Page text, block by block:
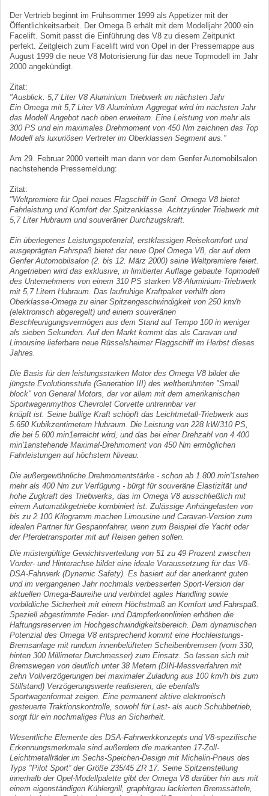
Der Vertrieb beginnt im Frühsommer 1999 als Appetizer mit der
Öffentlichkeitsarbeit. Der Omega B erhält mit dem Modelljahr 2000 ein
Facelift. Somit passt die Einführung des V8 zu diesem Zeitpunkt
perfekt. Zeitgleich zum Facelift wird von Opel in der Pressemappe aus
August 1999 die neue V8 Motorisierung für das neue Topmodell im Jahr
2000 angekündigt.
Zitat:
"Ausblick: 5,7 Liter V8 Aluminium Triebwerk im nächsten Jahr
Ein Omega mit 5,7 Liter V8 Aluminium Aggregat wird im nächsten Jahr
das Modell Angebot nach oben erweitern. Eine Leistung von mehr als
300 PS und ein maximales Drehmoment von 450 Nm zeichnen das Top
Modell als luxuriösen Vertreter im Oberklassen Segment aus."
Am 29. Februar 2000 verteilt man dann vor dem Genfer Automobilsalon
nachstehende Pressemeldung:
Zitat:
"Weltpremiere für Opel neues Flagschiff in Genf. Omega V8 bietet
Fahrleistung und Komfort der Spitzenklasse. Achtzylinder Triebwerk mit
5,7 Liter Hubraum und souveräner Durchzugskraft.
Ein überlegenes Leistungspotenzial, erstklassigen Reisekomfort und
ausge­prägten Fahrspaß bietet der neue Opel Omega V8, der auf dem
Genfer Automobilsa­lon (2. bis 12. März 2000) seine Weltpremiere feiert.
Angetrieben wird das exklusive, in limi­tierter Auflage gebaute Topmodell
des Unternehmens von einem 310 PS starken V8-Aluminium-Triebwerk
mit 5,7 Litern Hubraum. Das laufruhige Kraftpaket verhilft dem
Oberklasse-Omega zu einer Spitzengeschwindigkeit von 250 km/h
(elektronisch abgeregelt) und einem souveränen
Beschleunigungsvermögen aus dem Stand auf Tempo 100 in weniger
als sieben Sekunden. Auf den Markt kommt das als Caravan und
Limousine lieferbare neue Rüsselsheimer Flaggschiff im Herbst dieses
Jahres.
Die Basis für den leistungsstarken Motor des Omega V8 bildet die
jüngste Evolutions­stufe (Generation III) des weltberühmten "Small
block" von General Motors, der vor allem mit dem amerikanischen
Sportwagenmythos Chevrolet Corvette untrennbar ver­
knüpft ist. Seine bullige Kraft schöpft das Leichtmetall-Triebwerk aus
5.650 Kubikzen­timetern Hubraum. Die Leistung von 228 kW/310 PS,
die bei 5.600 min1erreicht wird, und das bei einer Drehzahl von 4.400
min'1anstehende Maximal-Drehmoment von 450 Nm ermöglichen
Fahrleistungen auf höchstem Niveau.
Die außergewöhnliche Drehmomentstärke - schon ab 1.800 min'1stehen
mehr als 400 Nm zur Verfügung - bürgt für souveräne Elastizität und
hohe Zugkraft des Triebwerks, das im Omega V8 ausschließlich mit
einem Automatikgetriebe kombiniert ist. Zulässi­ge Anhängelasten von
bis zu 2.100 Kilogramm machen Limousine und Cara­van-Version zum
idealen Partner für Gespannfahrer, wenn zum Beispiel die Yacht oder
der Pferdetransporter mit auf Reisen gehen sollen.
Die müstergültige Gewichtsverteilung von 51 zu 49 Prozent zwischen
Vorder- und Hinterachse bildet eine ideale Voraussetzung für das V8-
DSA-Fahrwerk (Dynamic Safety). Es basiert auf der anerkannt guten
und im vergangenen Jahr nochmals ver­besserten Sport-Version der
aktuellen Omega-Baureihe und verbindet agiles Handling sowie
vorbildliche Sicherheit mit einem Höchstmaß an Komfort und Fahrspaß.
Speziell abgestimmte Feder- und Dämpferkennlinien erhöhen die
Haftungsreserven im Hoch­geschwindigkeitsbereich. Dem dynamischen
Potenzial des Omega V8 entsprechend kommt eine Hochleistungs-
Bremsanlage mit rundum innenbelüfteten Scheibenbrem­sen (vorn 330,
hinten 300 Millimeter Durchmesser) zum Einsatz. So lassen sich mit
Bremswegen von deutlich unter 38 Metern (DIN-Messverfahren mit
zehn Vollverzöge­rungen bei maximaler Zuladung aus 100 km/h bis zum
Stillstand) Verzögerungswerte realisieren, die ebenfalls
Sportwagenformat zeigen. Eine permanent aktive elektronisch
gesteuerte Traktionskontrolle, sowohl für Last- als auch Schubbetrieb,
sorgt für ein nochmaliges Plus an Sicherheit.
Wesentliche Elemente des DSA-Fahrwerkkonzepts und V8-spezifische
Erkennungs­merkmale sind außerdem die markanten 17-Zoll-
Leichtmetallräder im Sechs-Speichen-Design mit Michelin-Pneus des
Typs "Pilot Sport” der Größe 235/45 ZR 17. Seine Spitzenstellung
innerhalb der Opel-Modellpalette gibt der Omega V8 darüber hin­ aus mit
einem eigenständigen Kühlergrill, graphitgrau lackierten Bremssätteln,